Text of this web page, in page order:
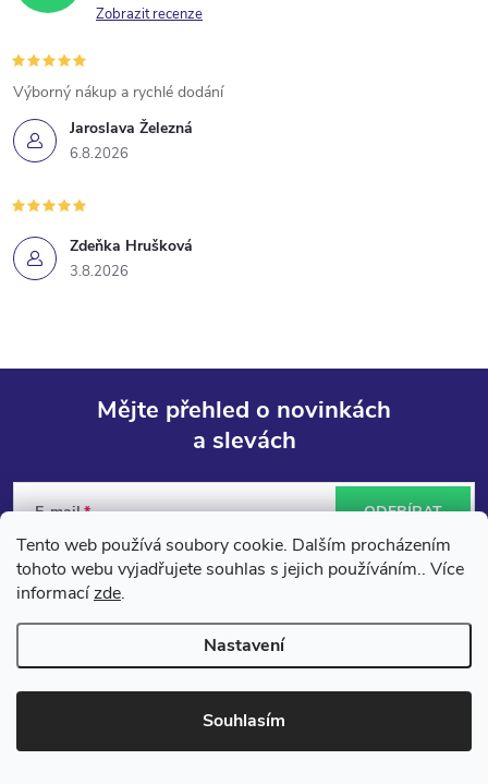
Tento web používá soubory cookie. Dalším procházením
tohoto webu vyjadřujete souhlas s jejich používáním.. Více
informacízde.
Nastavení
Souhlasím
Zobrazit recenze
Jaroslava Železná
6.8.2026
Výborný nákup a rychlé dodání
Zdeňka Hrušková
3.8.2026
á
p
a
Mějte přehled o novinkách
a slevách
E-mail
Vložením e-mailu souhlasíte spodmínkami ochrany osobních údajů
ODEBÍRAT